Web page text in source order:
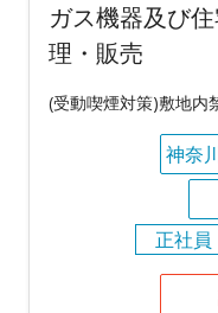
ガス機器及び
理・販売
(受動喫煙対策)敷地内
神奈
正社員